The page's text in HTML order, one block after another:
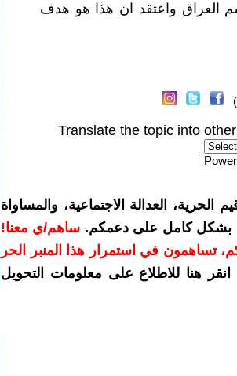
العراق واعتقد ان هذا هو هدف
Translate the topic into
العدالة الاجتماعية، والمساواة
بشكل كامل على دعمكم. ساهم/ي معنا!
تساهمون في استمرار هذا المنبر الحر
انقر هنا للاطلاع على معلومات التحويل